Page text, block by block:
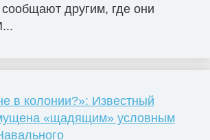
другим, где они
в колонии?»: Известный
«щадящим» условным